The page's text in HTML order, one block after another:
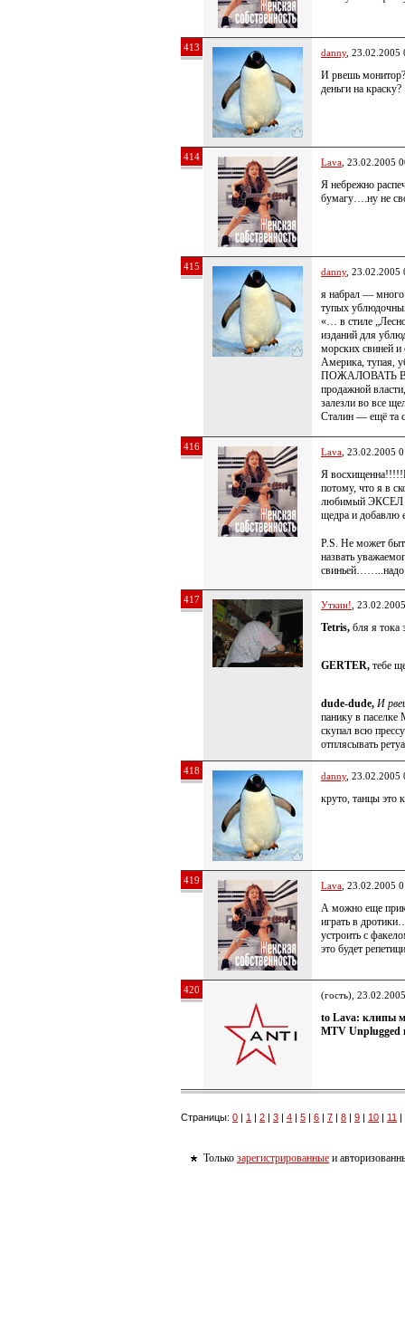
413 danny, 23.02.2005
И рвешь монитор?
деньги на краску?
414 Lava , 23.02.2005
Я небрежно
бумагу….ну не
415 danny, 23.02.2005
я набрал — много
тупых
«… в стиле
изданий для
морских свиней и
Америка, тупая,
ПОЖАЛОВАТЬ В
продажной
залезли во все
Сталин — ещё та
416 Lava , 23.02.2005
Я
потому, что я в
любимый ЭКСЕЛ
щедра и добавлю
P.S. Не может
назвать
свиньей……..надо
417 Уткин! ,
Tetris, бля я тока
GERTER, тебе
dude-dude, И
панику в паселке
скупал всю
отплясывать
418 danny, 23.02.2005
круто, танцы это
419 Lava , 23.02.2005
А можно еще
играть в
устроить с
это будет
420 (гость),
to Lava: клипы
MTV Unplugged
Страницы: 0 | 1 | 2 | 3 | 4 | 5 | 6 | 7 | 8 | 9 | 10 | 11 |
Только зарегистрированные и